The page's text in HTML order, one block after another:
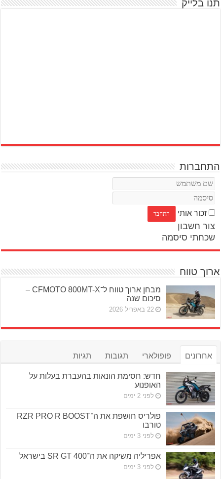
תנו בלייק
התחברות
זכור אותי
צור חשבון
שכחתי סיסמה
ארוך טווח
מבחן ארוך טווח ל־CFMOTO 800MT-X –
סיכום שנה
22 באפריל 2026
אחרונים פופולארי תגובות תגיות
חדש: חסימת הונאות בהעברת בעלות על
האופנוע
לפני 2 ימים
פולריס חושפת את ה־RZR PRO R BOOST
טורבו
לפני 3 ימים
אפריליה משיקה את ה־SR GT 400 בישראל
לפני 3 ימים